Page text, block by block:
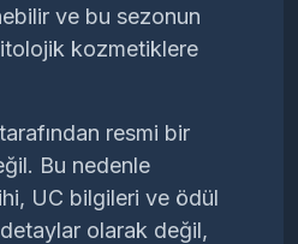
ve bu sezonun
kozmetiklere
resmi bir
Bu nedenle
UC bilgileri ve ödül
olarak değil,